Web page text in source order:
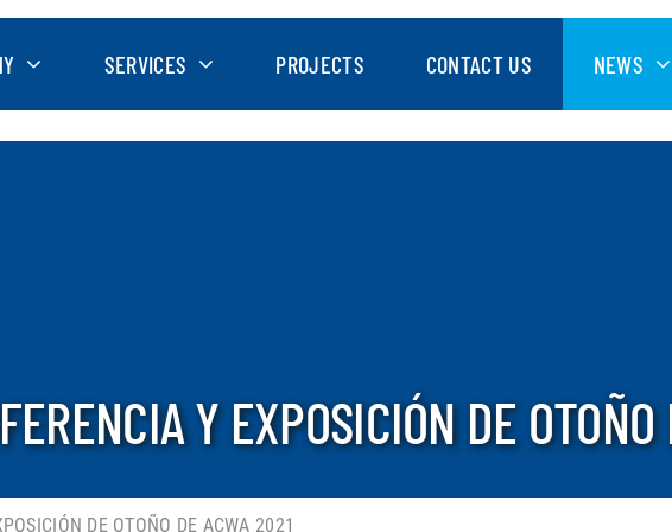
SERVICES PROJECTS CONTACT US NEWS
Y EXPOSICIÓN DE
DE OTOÑO DE ACWA 2021